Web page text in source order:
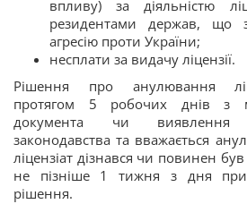
впливу) за діяльністю
резидентами держав, що
агресію проти України;
несплати за видачу ліцензії.
Рішення про анулювання
протягом 5 робочих днів з
документа чи
законодавства та вважається
ліцензіат дізнався чи повинен
не пізніше 1 тижня з дня
рішення.